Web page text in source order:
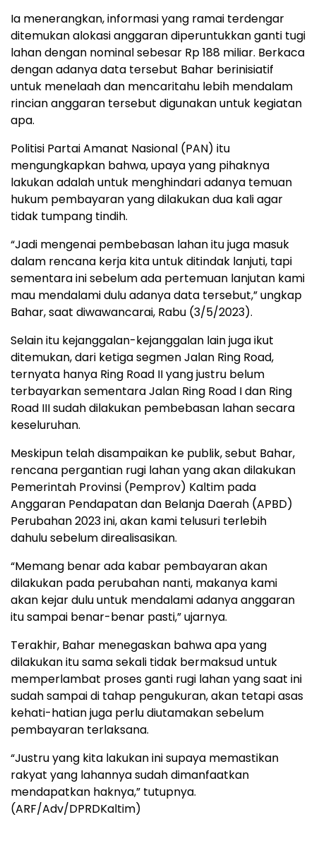
Ia menerangkan, informasi yang ramai terdengar
ditemukan alokasi anggaran diperuntukkan ganti tugi
lahan dengan nominal sebesar Rp 188 miliar. Berkaca
dengan adanya data tersebut Bahar berinisiatif
untuk menelaah dan mencaritahu lebih mendalam
rincian anggaran tersebut digunakan untuk kegiatan
apa.
Politisi Partai Amanat Nasional (PAN) itu
mengungkapkan bahwa, upaya yang pihaknya
lakukan adalah untuk menghindari adanya temuan
hukum pembayaran yang dilakukan dua kali agar
tidak tumpang tindih.
“Jadi mengenai pembebasan lahan itu juga masuk
dalam rencana kerja kita untuk ditindak lanjuti, tapi
sementara ini sebelum ada pertemuan lanjutan kami
mau mendalami dulu adanya data tersebut,” ungkap
Bahar, saat diwawancarai, Rabu (3/5/2023).
Selain itu kejanggalan-kejanggalan lain juga ikut
ditemukan, dari ketiga segmen Jalan Ring Road,
ternyata hanya Ring Road II yang justru belum
terbayarkan sementara Jalan Ring Road I dan Ring
Road III sudah dilakukan pembebasan lahan secara
keseluruhan.
Meskipun telah disampaikan ke publik, sebut Bahar,
rencana pergantian rugi lahan yang akan dilakukan
Pemerintah Provinsi (Pemprov) Kaltim pada
Anggaran Pendapatan dan Belanja Daerah (APBD)
Perubahan 2023 ini, akan kami telusuri terlebih
dahulu sebelum direalisasikan.
“Memang benar ada kabar pembayaran akan
dilakukan pada perubahan nanti, makanya kami
akan kejar dulu untuk mendalami adanya anggaran
itu sampai benar-benar pasti,” ujarnya.
Terakhir, Bahar menegaskan bahwa apa yang
dilakukan itu sama sekali tidak bermaksud untuk
memperlambat proses ganti rugi lahan yang saat ini
sudah sampai di tahap pengukuran, akan tetapi asas
kehati-hatian juga perlu diutamakan sebelum
pembayaran terlaksana.
“Justru yang kita lakukan ini supaya memastikan
rakyat yang lahannya sudah dimanfaatkan
mendapatkan haknya,” tutupnya.
(ARF/Adv/DPRDKaltim)